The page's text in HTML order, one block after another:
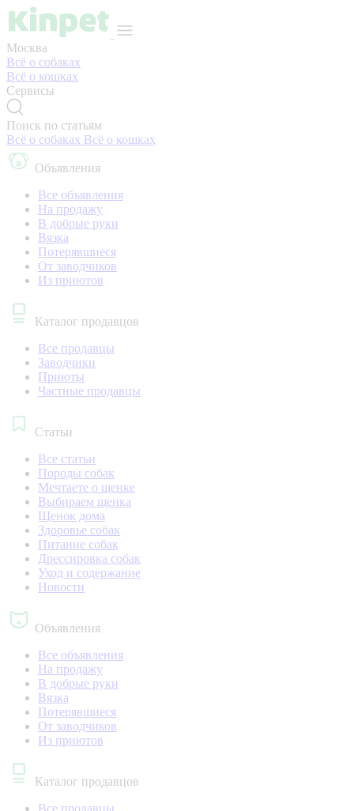
Москва
Всё о собаках
Всё о кошках
Сервисы
Поиск по статьям
Всё о собаках Всё о кошках
Объявления
Все объявления
На продажу
В добрые руки
Вязка
Потерявшиеся
От заводчиков
Из приютов
Каталог продавцов
Все продавцы
Заводчики
Приюты
Частные продавцы
Статьи
Все статьи
Породы собак
Мечтаете о щенке
Выбираем щенка
Щенок дома
Здоровье собак
Питание собак
Дрессировка собак
Уход и содержание
Новости
Объявления
Все объявления
На продажу
В добрые руки
Вязка
Потерявшиеся
От заводчиков
Из приютов
Каталог продавцов
Все продавцы